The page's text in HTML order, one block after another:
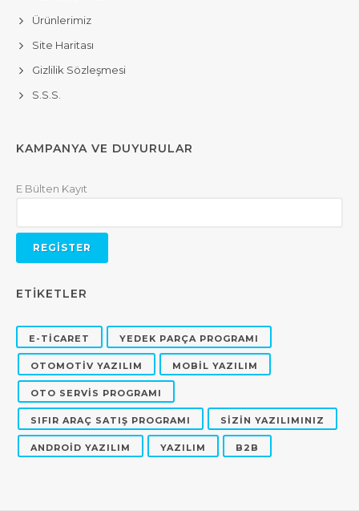
Ürünlerimiz
Site Haritası
Gizlilik Sözleşmesi
S.S.S.
KAMPANYA VE DUYURULAR
E Bülten Kayıt
ETİKETLER
E-TİCARET YEDEK PARÇA PROGRAMI
OTOMOTİV YAZILIM MOBİL YAZILIM
OTO SERVİS PROGRAMI
SIFIR ARAÇ SATIŞ PROGRAMI SİZİN YAZILIMINIZ
ANDROİD YAZILIM YAZILIM B2B